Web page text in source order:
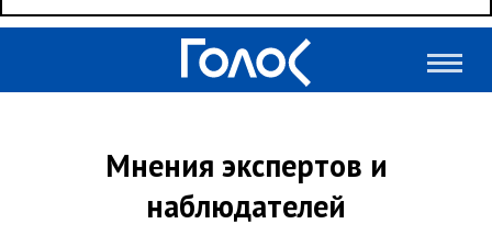
Мнения экспертов и
наблюдателей